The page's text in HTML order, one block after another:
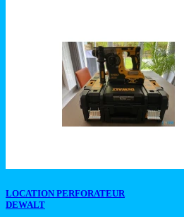
LOCATION PERFORATEUR
DEWALT